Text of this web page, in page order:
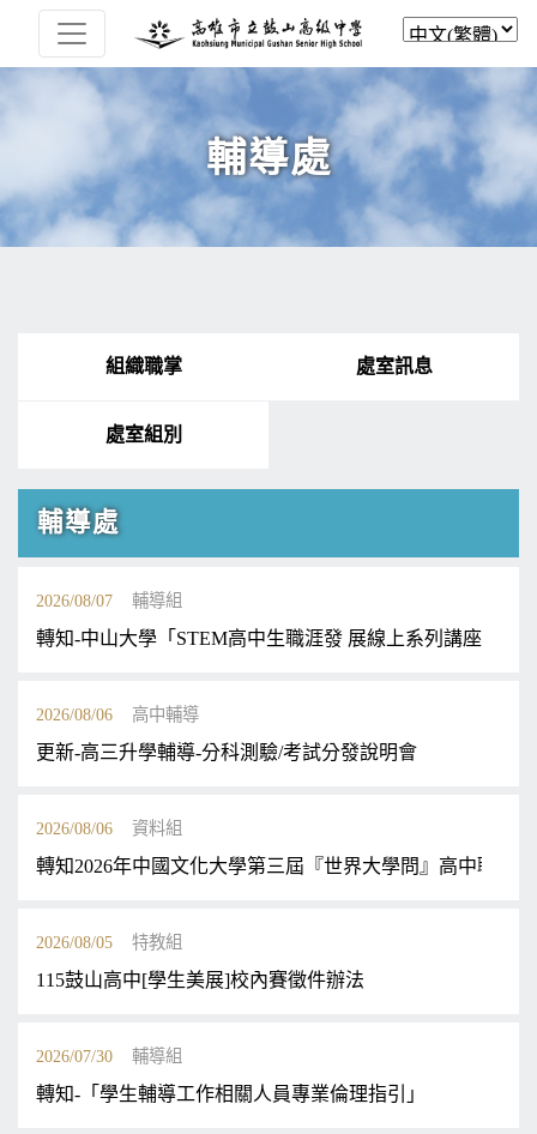
輔導處
組織職掌 處室訊息
處室組別
輔導處
2026/08/07 輔導組
轉知-中山大學「STEM高中生職涯發 展線上系列講座」活
2026/08/06 高中輔導
更新-高三升學輔導-分科測驗/考試分發說明會
2026/08/06 資料組
轉知2026年中國文化大學第三屆『世界大學問』高中職及
2026/08/05 特教組
115鼓山高中[學生美展]校內賽徵件辦法
2026/07/30 輔導組
轉知-「學生輔導工作相關人員專業倫理指引」